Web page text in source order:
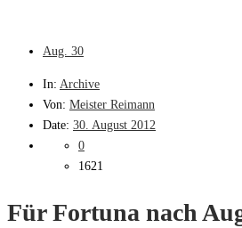
Aug. 30
In: Archive
Von: Meister Reimann
Date: 30. August 2012
0
1621
Für Fortuna nach